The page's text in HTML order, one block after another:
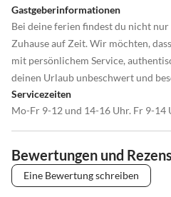
Gastgeberinformationen
Bei deine ferien findest du nicht
Zuhause auf Zeit. Wir möchten,
mit persönlichem Service,
deinen Urlaub unbeschwert und
Servicezeiten
Mo-Fr 9-12 und 14-16 Uhr. Fr 9-14
Bewertungen und
Eine Bewertung schreiben